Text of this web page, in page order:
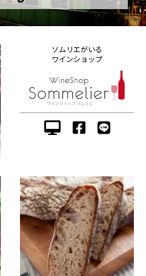
ソムリエがいる
ワインショップ